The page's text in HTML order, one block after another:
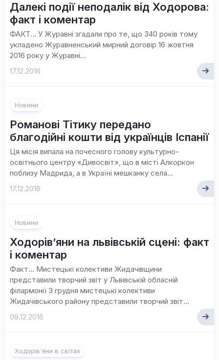
Далекі події неподалік від Ходорова:
факт і коментар
ФАКТ… У Журавні згадали про те, що 340 років тому
укладено Журавненський мирний договір 16 жовтня
2016 року у Журавні...
17.12.2016
Новини
Романові Тітику передано
благодійні кошти від українців Іспанії
Ця місія випала на почесного голову культурно-
освітнього центру «Дивосвіт», що в місті Алкоркон
поблизу Мадрида, а в Україні мешканку села...
17.12.2016
Новини
Ходорів’яни на львівській сцені: факт
і коментар
Факт… Мистецькі колективи Жидачівщини
представили творчий звіт у Львівській обласній
філармонії 3 грудня мистецькі колективи
Жидачівського району представили творчий звіт...
09.12.2016
Ходорів'яни в світах